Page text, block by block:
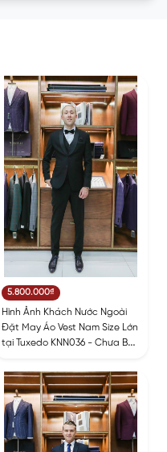
5.800.000₫
Hình Ảnh Khách Nước Ngoài
Đặt May Áo Vest Nam Size Lớn
tại Tuxedo KNN036 - Chưa Bao